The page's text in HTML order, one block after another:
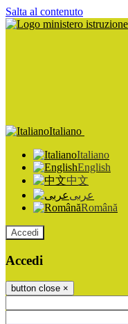
Salta al contenuto
Italiano
Italiano
English
中文
عربى
Română
Accedi
Accedi
button close ×